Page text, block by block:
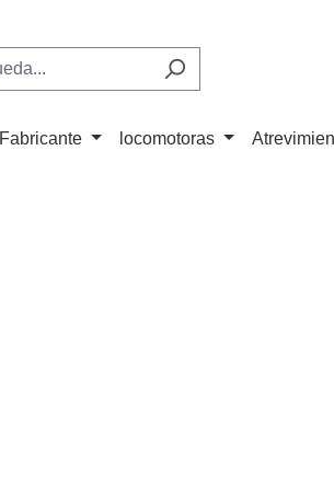
Fabricante locomotoras